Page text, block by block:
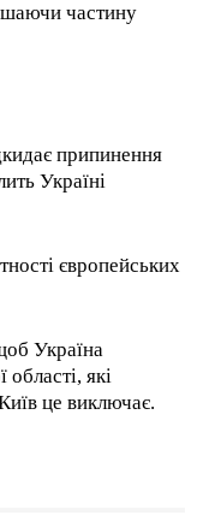
частину
припинення
Україні
європейських
Україна
які
це виключає.